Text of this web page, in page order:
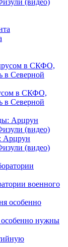
(видео)
в СКФО,
в Северной
Арцрун
(видео)
военного
особенно нужны